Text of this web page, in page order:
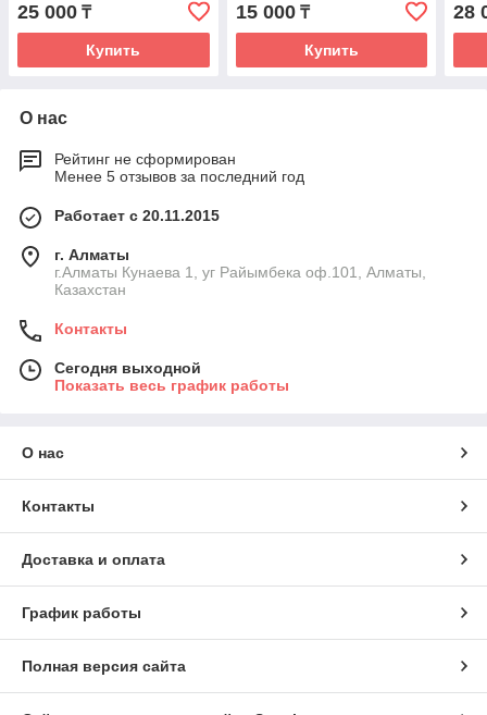
25 000 ₸
Купить
15 000₸
Купить
28
О нас
Рейтинг не сформирован
Менее 5 отзывов за последний год
Работает с 20.11.2015
г. Алматы
г.Алматы Кунаева 1, уг Райымбека оф.101, Алматы,
Казахстан
Контакты
Сегодня выходной
Показать весь график работы
О нас
Контакты
Доставка и оплата
График работы
Полная версия сайта